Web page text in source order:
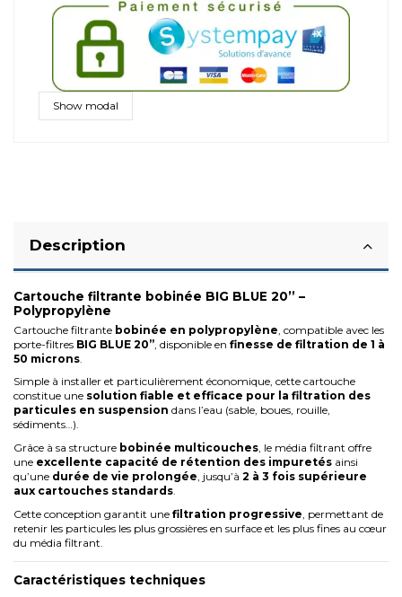
Show modal
Description
Cartouche filtrante bobinée BIG BLUE 20’’ –
Polypropylène
Cartouche filtrante bobinée en polypropylène , compatible avec les
porte-filtres BIG BLUE 20’’ , disponible en finesse de filtration de 1 à
50 microns
Simple à installer et particulièrement économique, cette cartouche
constitue une solution fiable et efficace pour la filtration des
particules en suspension dans l’eau (sable, boues, rouille,
sédiments…).
Grâce à sa structure bobinée multicouches, le média filtrant offre
une excellente capacité de rétention des impuretés ainsi
qu’une durée de vie prolongée, jusqu’à 2 à 3 fois supérieure
aux cartouches standards.
Cette conception garantit une filtration progressive , permettant de
retenir les particules les plus grossières en surface et les plus fines au cœur
du média filtrant.
Caractéristiques techniques